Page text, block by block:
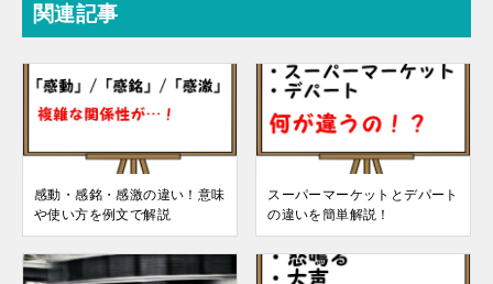
関連記事
感動・感銘・感激の違い！意味
や使い方を例文で解説
スーパーマーケットとデパート
の違いを簡単解説！